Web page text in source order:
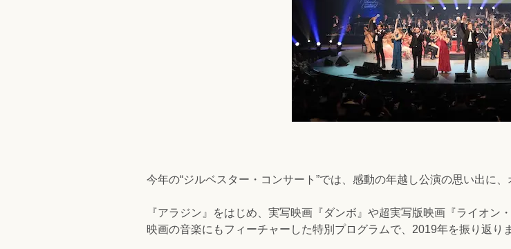
今年の“ジルベスター・コンサート”では、感動の年越し公演の思い出に
『アラジン』をはじめ、実写映画『ダンボ』や超実写版映画『ライオ
映画の音楽にもフィーチャーした特別プログラムで、2019年を振り返り